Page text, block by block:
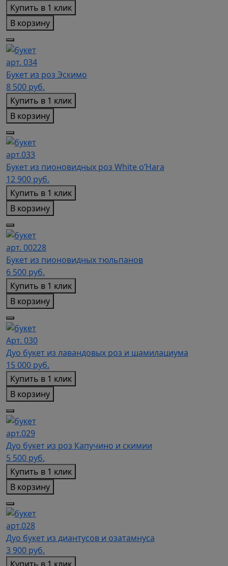
Купить в 1 клик
В корзину
арт. 034
Букет из роз Эскимо
8 500 руб.
Купить в 1 клик
В корзину
арт.033
Букет из пионовидных роз White o’Hara
12 900 руб.
Купить в 1 клик
В корзину
арт. 00228
Букет из пионовидных тюльпанов
6 500 руб.
Купить в 1 клик
В корзину
Арт. 030
Дуо букет из лавандовых роз и шамилациума
15 000 руб.
Купить в 1 клик
В корзину
арт.029
Дуо букет из роз Капучино и скимии
5 500 руб.
Купить в 1 клик
В корзину
арт.028
Дуо букет из диантусов и озатамнуса
3 900 руб.